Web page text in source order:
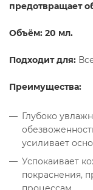
предотвращает
Объём: 20 мл.
Подходит для:
Преимущества:
Глубоко
усиливает
Успокаивает
покраснения,